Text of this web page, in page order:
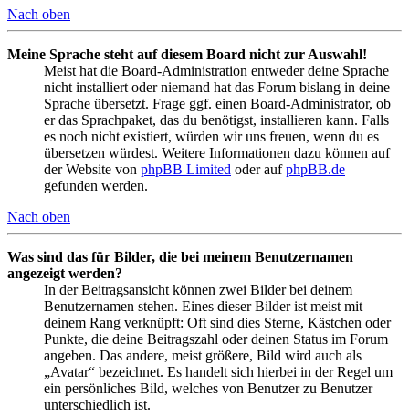
Nach oben
Meine Sprache steht auf diesem Board nicht zur Auswahl!
Meist hat die Board-Administration entweder deine Sprache
nicht installiert oder niemand hat das Forum bislang in deine
Sprache übersetzt. Frage ggf. einen Board-Administrator, ob
er das Sprachpaket, das du benötigst, installieren kann. Falls
es noch nicht existiert, würden wir uns freuen, wenn du es
übersetzen würdest. Weitere Informationen dazu können auf
der Website von phpBB Limited oder aufphpBB.de
gefunden werden.
Nach oben
Was sind das für Bilder, die bei meinem Benutzernamen
angezeigt werden?
In der Beitragsansicht können zwei Bilder bei deinem
Benutzernamen stehen. Eines dieser Bilder ist meist mit
deinem Rang verknüpft: Oft sind dies Sterne, Kästchen oder
Punkte, die deine Beitragszahl oder deinen Status im Forum
angeben. Das andere, meist größere, Bild wird auch als
„Avatar“ bezeichnet. Es handelt sich hierbei in der Regel um
ein persönliches Bild, welches von Benutzer zu Benutzer
unterschiedlich ist.